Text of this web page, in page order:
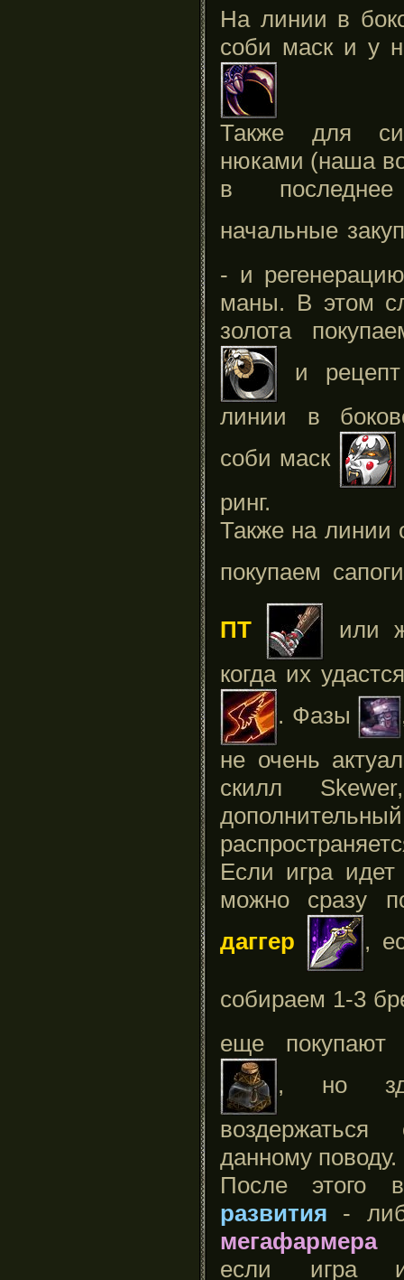
На линии в
соби маск и у
Также для
нюками (наша
в
начальные
- и
маны. В этом
золота
и
линии в
соби маск
ринг.
Также на линии
покупаем
ПТ
или
когда их
. Фазы
не очень
скилл
Если игра
можно сразу
даггер
,
собираем 1-3
еще
, но
данному поводу.
После этого
развития -
мегафармера
если игра